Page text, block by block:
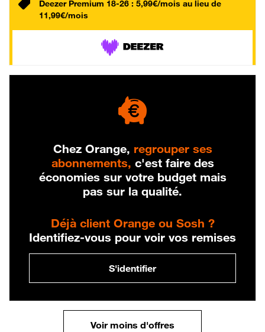
Deezer Premium 18-26 : 5,99€/mois au lieu de
11,99€/mois
Chez Orange, regrouper ses
abonnements, c'est faire des
économies sur votre budget mais
pas sur la qualité.
Déjà client Orange ou Sosh ?
Identifiez-vous pour voir vos remises
S'identifier
Voir moins d'offres